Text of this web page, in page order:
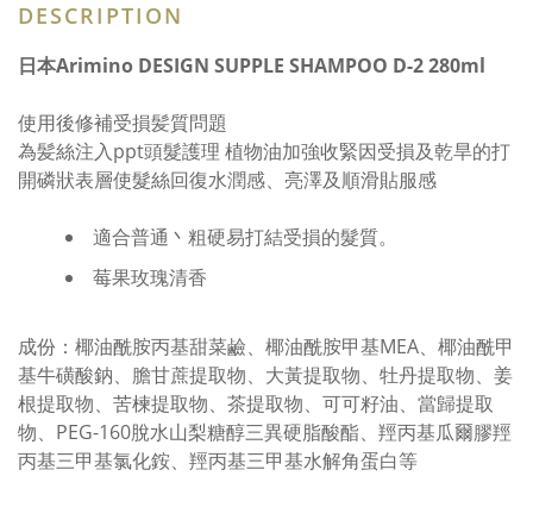
DESCRIPTION
日本Arimino DESIGN SUPPLE SHAMPOO D-2 280ml
使用後修補受損髪質問題
為髪絲注入ppt頭髮護理 植物油加強收緊因受損及乾旱的打
開磷狀表層使髮絲回復水潤感、亮澤及順滑貼服感
適合普通丶粗硬易打結受損的髮質。
莓果玫瑰清香
成份：椰油酰胺丙基甜菜鹼、椰油酰胺甲基MEA、椰油酰甲
基牛磺酸鈉、膽甘蔗提取物、大黃提取物、牡丹提取物、姜
根提取物、苦楝提取物、茶提取物、可可籽油、當歸提取
物、PEG-160脫水山梨糖醇三異硬脂酸酯、羥丙基瓜爾膠羥
丙基三甲基氯化銨、羥丙基三甲基水解角蛋白等